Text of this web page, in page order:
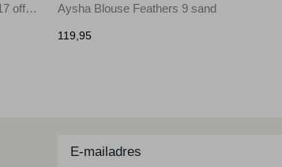
Ally Blouse Square Embroidery 17 off white
Aysha Blouse Feathers 9 sand
119,95